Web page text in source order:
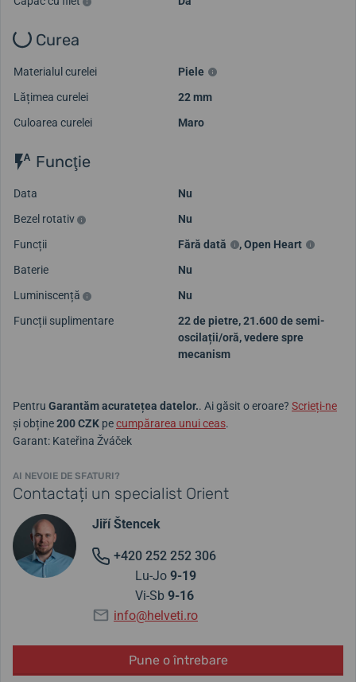
Curea
Materialul curelei
Piele
Lățimea curelei
22 mm
Culoarea curelei
Maro
Funcţie
Data
Nu
Bezel rotativ
Nu
Funcții
Fără dată ,Open Heart
Baterie
Nu
Luminiscență
Nu
Funcții suplimentare
22 de pietre, 21.600 de semi-
oscilații/oră, vedere spre
mecanism
Pentru Garantăm acuratețea datelor.. Ai găsit o eroare? Scrieți-ne
și obține200 CZK pecumpărarea unui ceas.
Garant: Kateřina Žváček
AI NEVOIE DE SFATURI?
Contactați un specialist Orient
Jiří Štencek
+420 252 252 306
Lu-Jo 9-19
Vi-Sb 9-16
info@helveti.ro
Pune o întrebare